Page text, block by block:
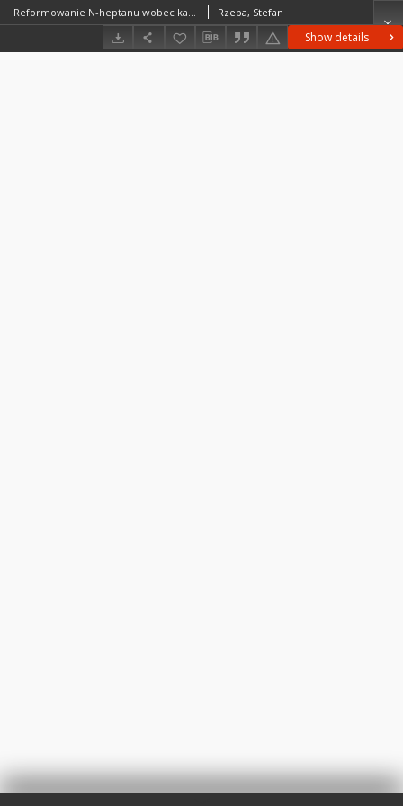
Show details
Reformowanie N-heptanu wobec katalizatorów platynowych zawierających dodatek renu lub cyny Rzepa, Stefan